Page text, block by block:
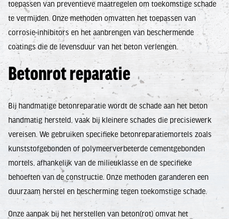
toepassen van preventieve maatregelen om toekomstige schade
te vermijden. Onze methoden omvatten het toepassen van
corrosie-inhibitors en het aanbrengen van beschermende
coatings die de levensduur van het beton verlengen.
Betonrot reparatie
Bij handmatige betonreparatie wordt de schade aan het beton
handmatig hersteld, vaak bij kleinere schades die precisiewerk
vereisen. We gebruiken specifieke betonreparatiemortels zoals
kunststofgebonden of polymeerverbeterde cementgebonden
mortels, afhankelijk van de milieuklasse en de specifieke
behoeften van de constructie. Onze methoden garanderen een
duurzaam herstel en bescherming tegen toekomstige schade.
Onze aanpak bij het herstellen van beton(rot) omvat het